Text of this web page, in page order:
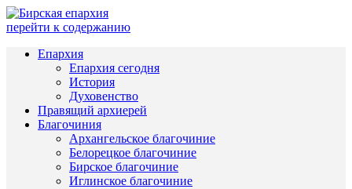
перейти к содержанию
Епархия
Епархия сегодня
История
Духовенство
Правящий архиерей
Благочиния
Архангельское благочиние
Белорецкое благочиние
Бирское благочиние
Иглинское благочиние